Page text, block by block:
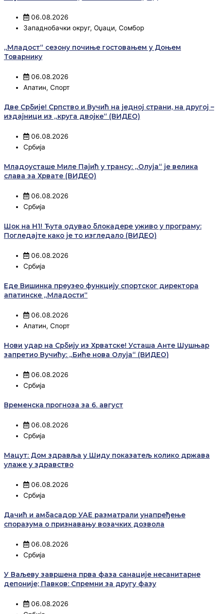
06.08.2026
Западнобачки округ, Оџаци, Сомбор
„Младост“ сезону почиње гостовањем у Доњем
Товарнику
06.08.2026
Апатин, Спорт
Две Србије! Српство и Вучић на једној страни, на другој –
издајници из „круга двојке“ (ВИДЕО)
06.08.2026
Србија
Младоусташе Миле Пајић у трансу: „Олуја“ је велика
слава за Хрвате (ВИДЕО)
06.08.2026
Србија
Шок на Н1! Ћута одувао блокадере уживо у програму:
Погледајте како је то изгледало (ВИДЕО)
06.08.2026
Србија
Еде Вишинка преузео функцију спортског директора
апатинске „Младости“
06.08.2026
Апатин, Спорт
Нови удар на Србију из Хрватске! Усташа Анте Шушњар
запретио Вучићу: „Биће нова Олуја“ (ВИДЕО)
06.08.2026
Србија
Временска прогноза за 6. август
06.08.2026
Србија
Мацут: Дом здравља у Шиду показатељ колико држава
улаже у здравство
06.08.2026
Србија
Дачић и амбасадор УАЕ разматрали унапређење
споразума о признавању возачких дозвола
06.08.2026
Србија
У Ваљеву завршена прва фаза санације несанитарне
депоније; Павков: Спремни за другу фазу
06.08.2026